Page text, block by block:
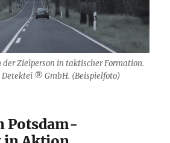
Zielperson in taktischer Formation.
Detektei ® GmbH. (Beispielfoto)
Potsdam-